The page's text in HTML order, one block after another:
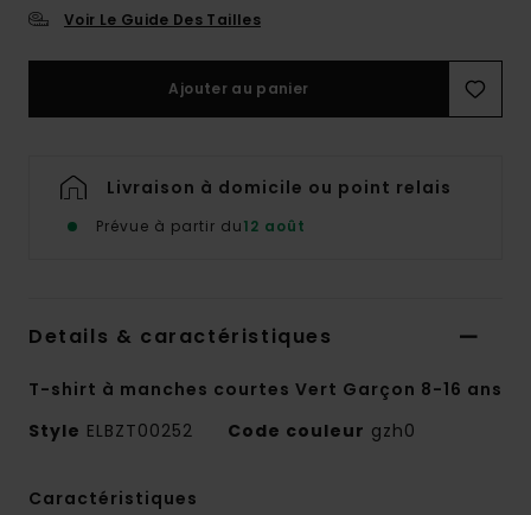
Voir Le Guide Des Tailles
Ajouter au panier
Livraison à domicile ou point relais
Prévue à partir du12 août
Details & caractéristiques
T-shirt à manches courtes Vert Garçon 8-16 ans
Style ELBZT00252 Code couleur gzh0
Caractéristiques